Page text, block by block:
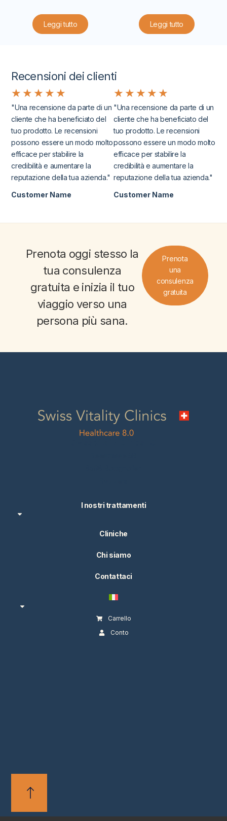
Leggi tutto Leggi tutto
Recensioni dei clienti
★ ★ ★ ★ ★
"Una recensione da parte di un
cliente che ha beneficiato del
tuo prodotto. Le recensioni
possono essere un modo molto
efficace per stabilire la
credibilità e aumentare la
reputazione della tua azienda."
Customer Name
★ ★ ★ ★ ★
"Una recensione da parte di un
cliente che ha beneficiato del
tuo prodotto. Le recensioni
possono essere un modo molto
efficace per stabilire la
credibilità e aumentare la
reputazione della tua azienda."
Customer Name
Prenota oggi stesso la
tua consulenza
gratuita e inizia il tuo
viaggio verso una
persona più sana.
Prenota
una
consulenza
gratuita
I nostri trattamenti
Cliniche
Chi siamo
Contattaci
Carrello
Conto